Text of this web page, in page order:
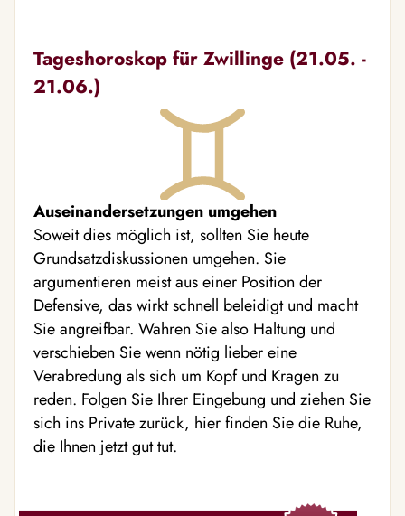
Tageshoroskop für Zwillinge (21.05. -
21.06.)
Auseinandersetzungen umgehen
Soweit dies möglich ist, sollten Sie heute
Grundsatzdiskussionen umgehen. Sie
argumentieren meist aus einer Position der
Defensive, das wirkt schnell beleidigt und macht
Sie angreifbar. Wahren Sie also Haltung und
verschieben Sie wenn nötig lieber eine
Verabredung als sich um Kopf und Kragen zu
reden. Folgen Sie Ihrer Eingebung und ziehen Sie
sich ins Private zurück, hier finden Sie die Ruhe,
die Ihnen jetzt gut tut.